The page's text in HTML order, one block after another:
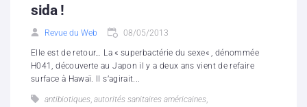
sida !
Revue du Web 08/05/2013
Elle est de retour… La « superbactérie du sexe« , dénommée
H041, découverte au Japon il y a deux ans vient de refaire
surface à Hawaï. Il s’agirait...
antibiotiques autorités sanitaires américaines